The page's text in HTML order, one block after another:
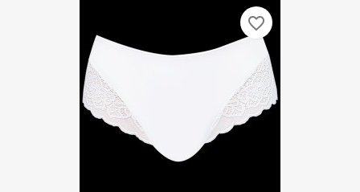
favorite_border